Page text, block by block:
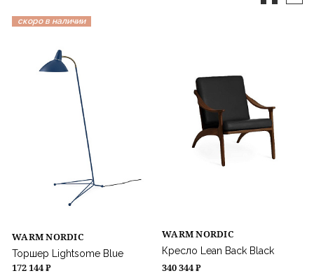
скоро в наличии
WARM NORDIC
Торшер Lightsome Blue
172 144 ₽
WARM NORDIC
Кресло Lean Back Black
340 344 ₽